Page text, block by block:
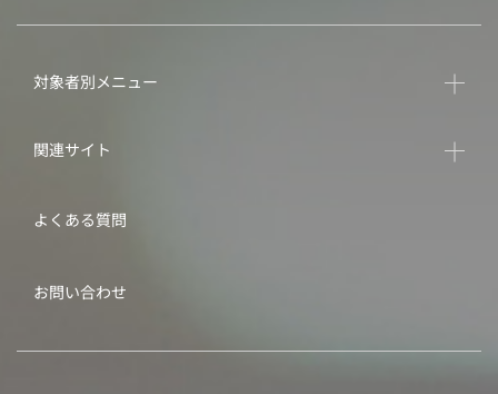
対象者別メニュー
関連サイト
よくある質問
お問い合わせ